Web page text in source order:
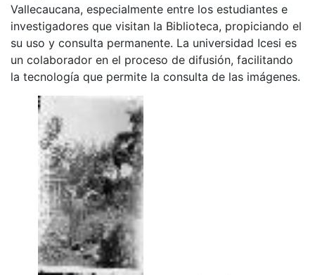
Vallecaucana, especialmente entre los estudiantes e
investigadores que visitan la Biblioteca, propiciando el
su uso y consulta permanente. La universidad Icesi es
un colaborador en el proceso de difusión, facilitando
la tecnología que permite la consulta de las imágenes.